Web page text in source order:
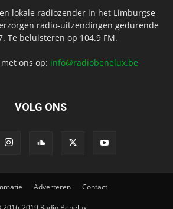
lokale radiozender in het Limburgse
radio-uitzendingen gedurende
Te beluisteren op 104.9 FM.
ons op: info@radiobenelux.be
VOLG ONS
Adverteren Contact